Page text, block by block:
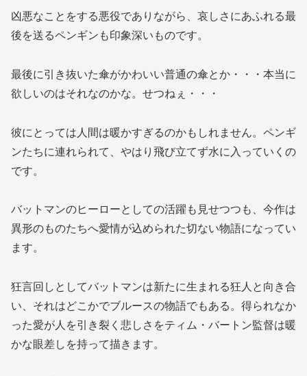
凶悪なことをする悪役でありながら、哀しさにあふれる最
後を送るペンギンも印象深いものです。
最後に引き抜いた傘がかわいい普通の傘とか・・・本当に
欲しいのはそれなのかな。せつねぇ・・・
彼にとっては人間は暖かすぎるのかもしれません。ペンギ
ンたちに連れられて、やはり飛び立てず水に入っていくの
です。
バットマンのヒーローとしての活躍も見せつつも、今作は
異形のものたちへ愛情が込められた切ない物語になってい
ます。
狂言回しとしてバットマンは新たに生まれる狂人と向き合
い、それはどこかでブルースの物語でもある。得られなか
った愛が人を引き裂く悲しさをティム・バートン監督は暖
かな眼差しを持って描きます。